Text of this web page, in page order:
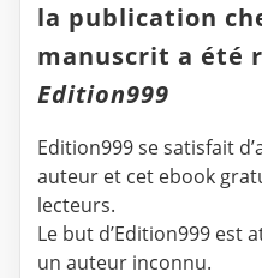
la publication
manuscrit a été
Edition999
Edition999 se satisfait
auteur et cet ebook
lecteurs.
Le but d’Edition999 est
un auteur inconnu.